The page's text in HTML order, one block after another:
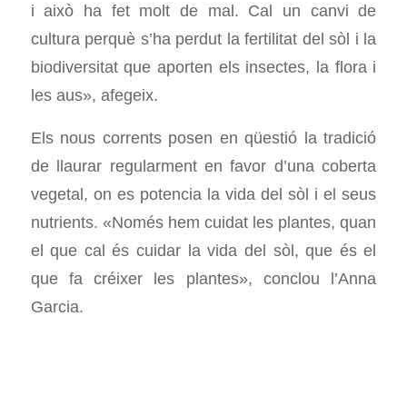
i això ha fet molt de mal. Cal un canvi de
cultura perquè s’ha perdut la fertilitat del sòl i la
biodiversitat que aporten els insectes, la flora i
les aus», afegeix.
Els nous corrents posen en qüestió la tradició
de llaurar regularment en favor d’una coberta
vegetal, on es potencia la vida del sòl i el seus
nutrients. «Només hem cuidat les plantes, quan
el que cal és cuidar la vida del sòl, que és el
que fa créixer les plantes», conclou l’Anna
Garcia.